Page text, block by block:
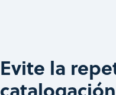
Evite la